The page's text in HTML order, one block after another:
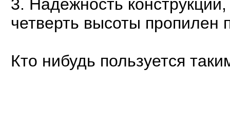
3. Надежность
четверть высоты пропилен
Кто нибудь пользуется